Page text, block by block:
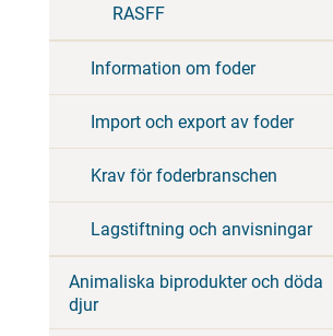
RASFF
Information om foder
Import och export av foder
Krav för foderbranschen
Lagstiftning och anvisningar
Animaliska biprodukter och döda
djur